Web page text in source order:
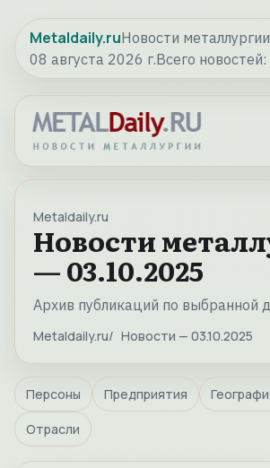
Metaldaily.ruНовости металлургии
08 августа 2026 г.Всего новостей:
Metaldaily.ru
Новости
— 03.10.2025
Архив публикаций по выбранной
Metaldaily.ru Новости — 03.10.2025
Персоны Предприятия
Отрасли